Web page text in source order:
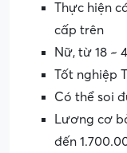
Thực hiện
cấp trên
Nữ, từ 18 ~
Tốt nghiệp
Có thể soi
Lương cơ
đến